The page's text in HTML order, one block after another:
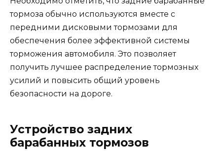
тормоза обычно используются вместе с
передними дисковыми тормозами для
обеспечения более эффективной системы
торможения автомобиля. Это позволяет
получить лучшее распределение тормозных
усилий и повысить общий уровень
безопасности на дороге.
Устройство задних
барабанных тормозов